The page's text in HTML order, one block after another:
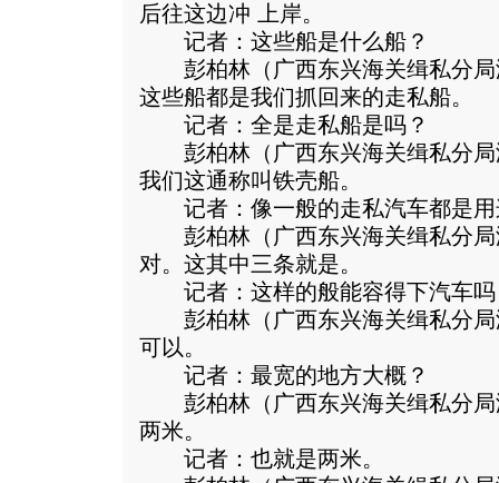
后往这边冲 上岸。
记者：这些船是什么船？
彭柏林（广西东兴海关缉私分局
这些船都是我们抓回来的走私船。
记者：全是走私船是吗？
彭柏林（广西东兴海关缉私分局
我们这通称叫铁壳船。
记者：像一般的走私汽车都是用
彭柏林（广西东兴海关缉私分局
对。这其中三条就是。
记者：这样的般能容得下汽车吗
彭柏林（广西东兴海关缉私分局
可以。
记者：最宽的地方大概？
彭柏林（广西东兴海关缉私分局
两米。
记者：也就是两米。